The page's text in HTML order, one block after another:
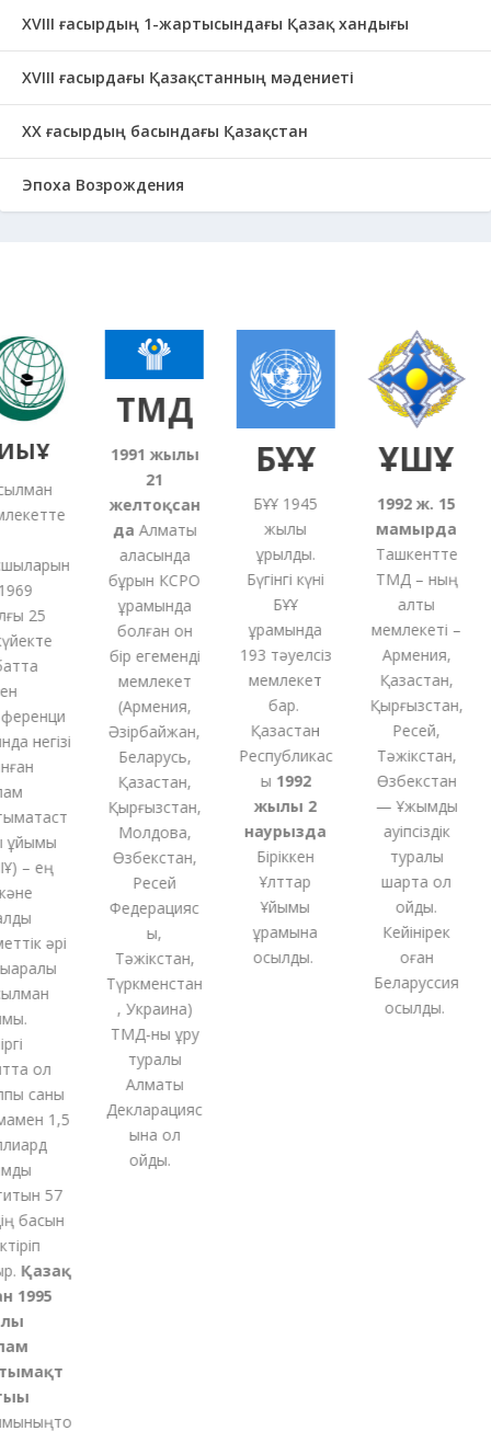
ХVIII ғасырдың 1-жартысындағы Қазақ хандығы
ХVІІІ ғасырдағы Қазақстанның мәдениеті
ХХ ғасырдың басындағы Қазақстан
Эпоха Возрождения
25
негізі
– ең
әрі
ол
саны
1,5
57
басын
Қазақ
то
ТМД
1991жылғы
21
желтоқсан
даАлматы
қаласында
бұрын КСРО
құрамында
болғанон
бір егеменді
мемлекет
Армения,
Әзірбайжан,
Беларусь,
Қазақстан,
Қырғызстан,
Молдова,
Өзбекстан,
Ресей
Федерацияс
ы,
Тәжікстан,
Түркменстан
Украина)
ТМД-нықұру
туралы
Алматы
Декларацияс
ына қол
қойды.
БҰҰ
БҰҰ 1945
жылы
құрылды.
Бүгінгі күні
БҰҰ
құрамында
193 тәуелсіз
мемлекет
бар.
Қазақстан
Республикас
ы1992
жылы 2
наурызда
Біріккен
Ұлттар
Ұйымы
құрамына
қосылды.
ҰҚШҰ
1992 ж. 15
мамырда
Ташкентте
ТМД – ның
алты
мемлекеті –
Армения,
Қазақстан,
Қырғызстан,
Ресей,
Тәжікстан,
Өзбекстан
— Ұжымдық
қауіпсіздік
туралы
шартқа қол
қойды.
Кейінірек
оған
Беларуссия
қосылды.